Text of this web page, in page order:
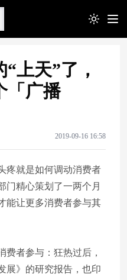
Toggle
上天”了，
「广播
2019-09-16 16:58
疼就是如何调动消费者
门精心策划了一两个月
能让更多消费者参与其
费者参与：狂热过后，
展》的研究报告，也印